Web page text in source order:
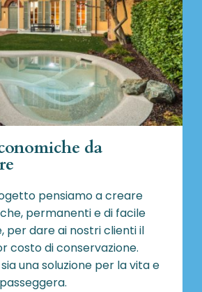
da
pensiamo a creare
permanenti e di facile
per dare ai nostri clienti il
costo di conservazione.
una soluzione per la vita e